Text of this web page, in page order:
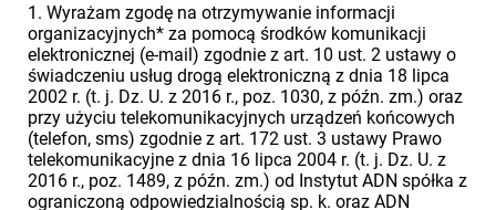
1. Wyrażam zgodę na otrzymywanie informacji
organizacyjnych* za pomocą środków komunikacji
elektronicznej (e-mail) zgodnie z art. 10 ust. 2 ustawy o
świadczeniu usług drogą elektroniczną z dnia 18 lipca
2002 r. (t. j. Dz. U. z 2016 r., poz. 1030, z późn. zm.) oraz
przy użyciu telekomunikacyjnych urządzeń końcowych
(telefon, sms) zgodnie z art. 172 ust. 3 ustawy Prawo
telekomunikacyjne z dnia 16 lipca 2004 r. (t. j. Dz. U. z
2016 r., poz. 1489, z późn. zm.) od Instytut ADN spółka z
ograniczoną odpowiedzialnością sp. k. oraz ADN